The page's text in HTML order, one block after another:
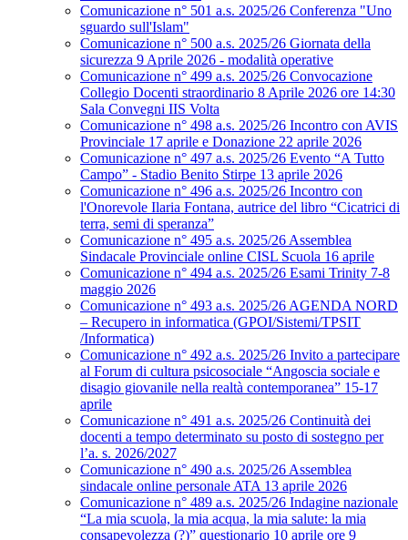
Comunicazione n° 501 a.s. 2025/26 Conferenza "Uno
sguardo sull'Islam"
Comunicazione n° 500 a.s. 2025/26 Giornata della
sicurezza 9 Aprile 2026 - modalità operative
Comunicazione n° 499 a.s. 2025/26 Convocazione
Collegio Docenti straordinario 8 Aprile 2026 ore 14:30
Sala Convegni IIS Volta
Comunicazione n° 498 a.s. 2025/26 Incontro con AVIS
Provinciale 17 aprile e Donazione 22 aprile 2026
Comunicazione n° 497 a.s. 2025/26 Evento “A Tutto
Campo” - Stadio Benito Stirpe 13 aprile 2026
Comunicazione n° 496 a.s. 2025/26 Incontro con
l'Onorevole Ilaria Fontana, autrice del libro “Cicatrici di
terra, semi di speranza”
Comunicazione n° 495 a.s. 2025/26 Assemblea
Sindacale Provinciale online CISL Scuola 16 aprile
Comunicazione n° 494 a.s. 2025/26 Esami Trinity 7-8
maggio 2026
Comunicazione n° 493 a.s. 2025/26 AGENDA NORD
– Recupero in informatica (GPOI/Sistemi/TPSIT
/Informatica)
Comunicazione n° 492 a.s. 2025/26 Invito a partecipare
al Forum di cultura psicosociale “Angoscia sociale e
disagio giovanile nella realtà contemporanea” 15-17
aprile
Comunicazione n° 491 a.s. 2025/26 Continuità dei
docenti a tempo determinato su posto di sostegno per
l’a. s. 2026/2027
Comunicazione n° 490 a.s. 2025/26 Assemblea
sindacale online personale ATA 13 aprile 2026
Comunicazione n° 489 a.s. 2025/26 Indagine nazionale
“La mia scuola, la mia acqua, la mia salute: la mia
consapevolezza (?)” questionario 10 aprile ore 9